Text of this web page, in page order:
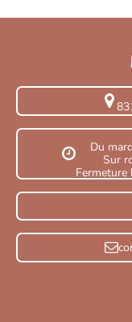
Du
Sur
Fermeture